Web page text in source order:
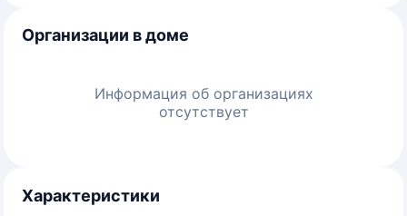
Организации в доме
Информация об организациях
отсутствует
Характеристики